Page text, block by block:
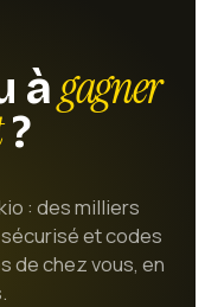
àgagner
?
: des milliers
et codes
de chez vous, en